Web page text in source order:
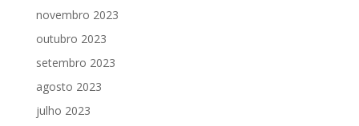
novembro 2023
outubro 2023
setembro 2023
agosto 2023
julho 2023